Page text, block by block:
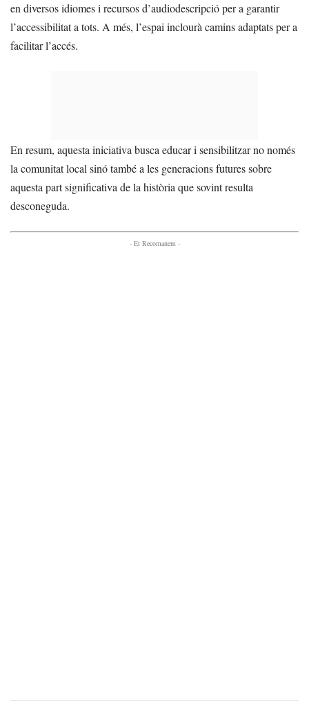
en diversos idiomes i recursos d’audiodescripció per a garantir
l’accessibilitat a tots. A més, l’espai inclourà camins adaptats per a
facilitar l’accés.
En resum, aquesta iniciativa busca educar i sensibilitzar no només
la comunitat local sinó també a les generacions futures sobre
aquesta part significativa de la història que sovint resulta
desconeguda.
- Et Recomanem -